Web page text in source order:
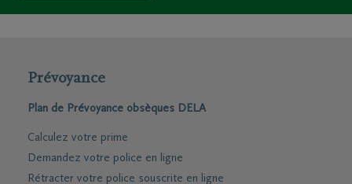
Prévoyance
Plan de Prévoyance obsèques DELA
Calculez votre prime
Demandez votre police en ligne
Rétracter votre police souscrite en ligne